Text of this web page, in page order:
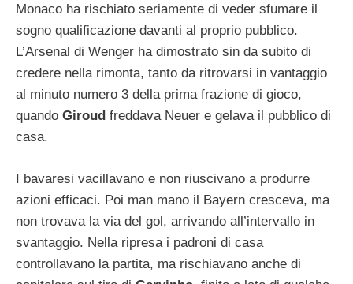
Monaco ha rischiato seriamente di veder sfumare il
sogno qualificazione davanti al proprio pubblico.
L’Arsenal di Wenger ha dimostrato sin da subito di
credere nella rimonta, tanto da ritrovarsi in vantaggio
al minuto numero 3 della prima frazione di gioco,
quando Giroud freddava Neuer e gelava il pubblico di
casa.
I bavaresi vacillavano e non riuscivano a produrre
azioni efficaci. Poi man mano il Bayern cresceva, ma
non trovava la via del gol, arrivando all’intervallo in
svantaggio. Nella ripresa i padroni di casa
controllavano la partita, ma rischiavano anche di